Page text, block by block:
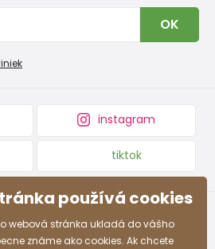
OK
instagram
tiktok
používá cookies
webová stránka ukladá do vášho
známe ako cookies. Ak chcete